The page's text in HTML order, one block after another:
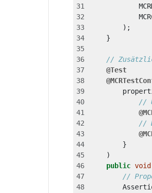
33
34
35
36
37
38
39
40
43
44
45
46
47
48
);
}
//
@Test
//
//
}
)
public void
//